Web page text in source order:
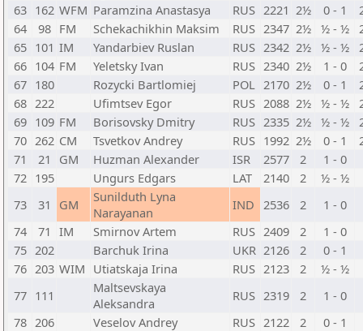
63 162 WFM Paramzina Anastasya RUS 2221 2½ 0 - 1
64
98 FM Schekachikhin Maksim RUS 2347 2½ ½ - ½
65 101 IM Yandarbiev Ruslan RUS 2342 2½ ½ - ½
66 104 FM Yeletsky Ivan RUS 2340 2½ 1 - 0
67 180 Rozycki Bartlomiej POL 2170 2½ 0 - 1
68 222 Ufimtsev Egor RUS 2088 2½ ½ - ½
69 109 FM Borisovsky Dmitry RUS 2335 2½ ½ - ½
70 262 CM Tsvetkov Andrey RUS 1992 2½ 0 - 1
71
21 GM Huzman Alexander ISR 2577 2
1 - 0
72 195 Ungurs Edgars LAT 2140 2
½ - ½
73
31 GM
Sunilduth Lyna
Narayanan
IND 2536 2
1 - 0
74
71 IM Smirnov Artem RUS 2409 2
1 - 0
75 202 Barchuk Irina UKR 2126 2
0 - 1
76 203 WIM Utiatskaja Irina RUS 2123 2
½ - ½
77 111
Maltsevskaya
Aleksandra
RUS 2319 2
1 - 0
78 206 Veselov Andrey RUS 2122 2
0 - 1